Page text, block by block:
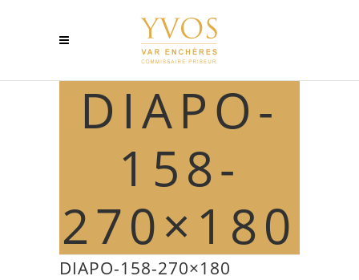
DIAPO-
158-
270×180
DIAPO-158-270×180